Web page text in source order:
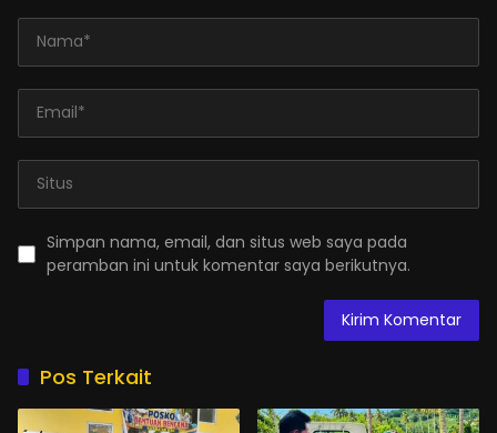
Simpan nama, email, dan situs web saya pada
peramban ini untuk komentar saya berikutnya.
Pos Terkait